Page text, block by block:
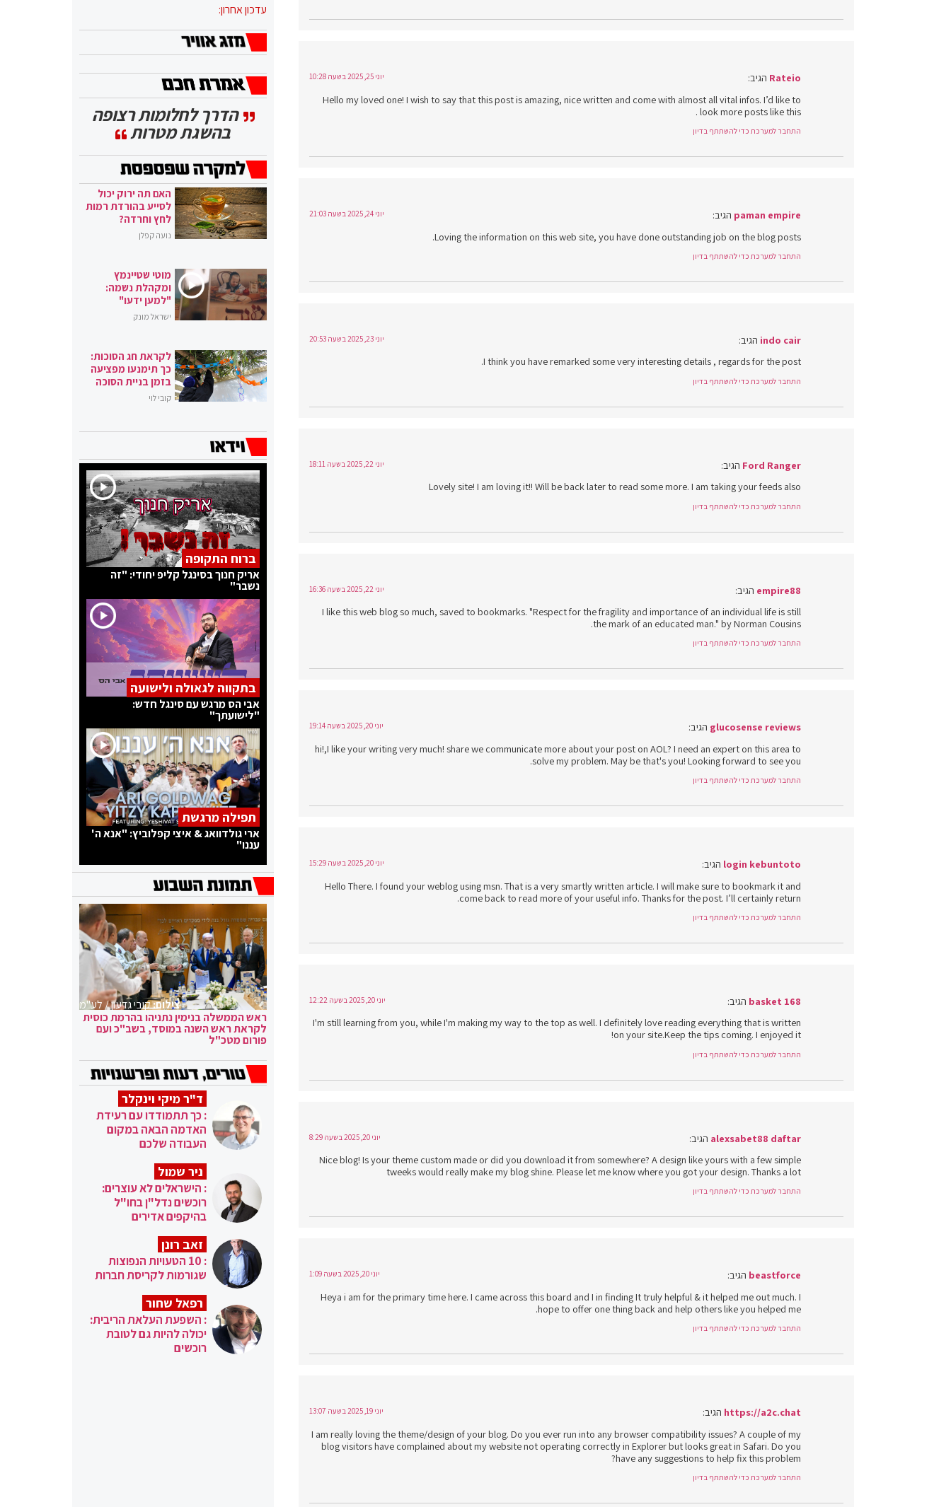
Rateio הגיב: יוני 25, 2025 בשעה 10:28
Hello my loved one! I wish to say that this post is amazing, nice written and come with almost all vital infos. I’d like to
look more posts like this .
התחבר למערכת כדי להשתתף בדיון
paman empire הגיב: יוני 24, 2025 בשעה 21:03
Loving the information on this web site, you have done outstanding job on the blog posts.
התחבר למערכת כדי להשתתף בדיון
indo cair הגיב: יוני 23, 2025 בשעה 20:53
I think you have remarked some very interesting details , regards for the post.
התחבר למערכת כדי להשתתף בדיון
Ford Ranger הגיב: יוני 22, 2025 בשעה 18:11
Lovely site! I am loving it!! Will be back later to read some more. I am taking your feeds also
התחבר למערכת כדי להשתתף בדיון
empire88 הגיב: יוני 22, 2025 בשעה 16:36
I like this web blog so much, saved to bookmarks. "Respect for the fragility and importance of an individual life is still
the mark of an educated man." by Norman Cousins.
התחבר למערכת כדי להשתתף בדיון
glucosense reviews הגיב: יוני 20, 2025 בשעה 19:14
hi!,I like your writing very much! share we communicate more about your post on AOL? I need an expert on this area to
solve my problem. May be that's you! Looking forward to see you.
התחבר למערכת כדי להשתתף בדיון
login kebuntoto הגיב: יוני 20, 2025 בשעה 15:29
Hello There. I found your weblog using msn. That is a very smartly written article. I will make sure to bookmark it and
come back to read more of your useful info. Thanks for the post. I’ll certainly return.
התחבר למערכת כדי להשתתף בדיון
basket 168 הגיב: יוני 20, 2025 בשעה 12:22
I'm still learning from you, while I'm making my way to the top as well. I definitely love reading everything that is written
on your site.Keep the tips coming. I enjoyed it!
התחבר למערכת כדי להשתתף בדיון
alexsabet88 daftar הגיב: יוני 20, 2025 בשעה 8:29
Nice blog! Is your theme custom made or did you download it from somewhere? A design like yours with a few simple
tweeks would really make my blog shine. Please let me know where you got your design. Thanks a lot
התחבר למערכת כדי להשתתף בדיון
beastforce הגיב: יוני 20, 2025 בשעה 1:09
Heya i am for the primary time here. I came across this board and I in finding It truly helpful & it helped me out much. I
hope to offer one thing back and help others like you helped me.
התחבר למערכת כדי להשתתף בדיון
https://a2c.chat הגיב: יוני 19, 2025 בשעה 13:07
I am really loving the theme/design of your blog. Do you ever run into any browser compatibility issues? A couple of my
blog visitors have complained about my website not operating correctly in Explorer but looks great in Safari. Do you
have any suggestions to help fix this problem?
התחבר למערכת כדי להשתתף בדיון
עדכון אחרון:
הדרך לחלומות רצופה
בהשגת מטרות
האם תה ירוק יכול
לסייע בהורדת רמות
לחץ וחרדה?
נועה קפלן
מוטי שטיינמץ
ומקהלת נשמה:
"למען ידעו"
ישראל מונק
לקראת חג הסוכות:
כך תימנעו מפציעה
בזמן בניית הסוכה
קובי לוי
ברוח התקופה
אריק חנוך בסינגל קליפ יחודי: "זה
נשבר"
בתקווה לגאולה ולישועה
אבי הס מרגש עם סינגל חדש:
"לישועתך"
תפילה מרגשת
ארי גולדוואג & איצי קפלוביץ: "אנא ה'
עננו"
צילום:קובי גדעון / לע"מ
ראש הממשלה בנימין נתניהו בהרמת כוסית
לקראת ראש השנה במוסד, בשב"כ ועם
פורום מטכ"ל
ד"ר מיקי וינקלר
: כך תתמודדו עם רעידת
האדמה הבאה במקום
העבודה שלכם
ניר שמול
: הישראלים לא עוצרים:
רוכשים נדל"ן בחו"ל
בהיקפים אדירים
זאב רונן
: 10 הטעויות הנפוצות
שגורמות לקריסת חברות
רפאל שחור
: השפעת העלאת הריבית:
יכולה להיות גם לטובת
רוכשים